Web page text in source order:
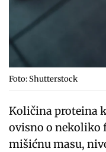
Foto: Shutterstock
Količina proteina
ovisno o nekoliko
mišićnu masu,